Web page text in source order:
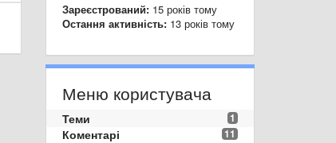
Зареєстрований: 15 років тому
Остання активність: 13 років тому
Меню користувача
1
Теми
11
Коментарі